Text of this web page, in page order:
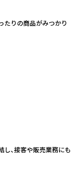
たりの商品がみつかり
、接客や販売業務にも